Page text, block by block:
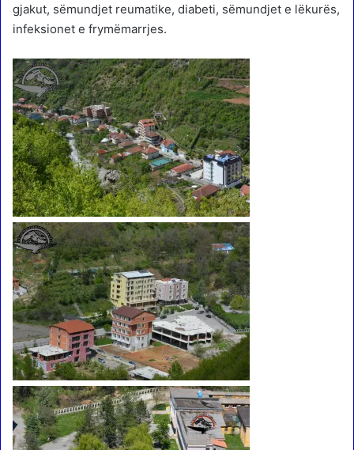
gjakut, sëmundjet reumatike, diabeti, sëmundjet e lëkurës,
infeksionet e frymëmarrjes.